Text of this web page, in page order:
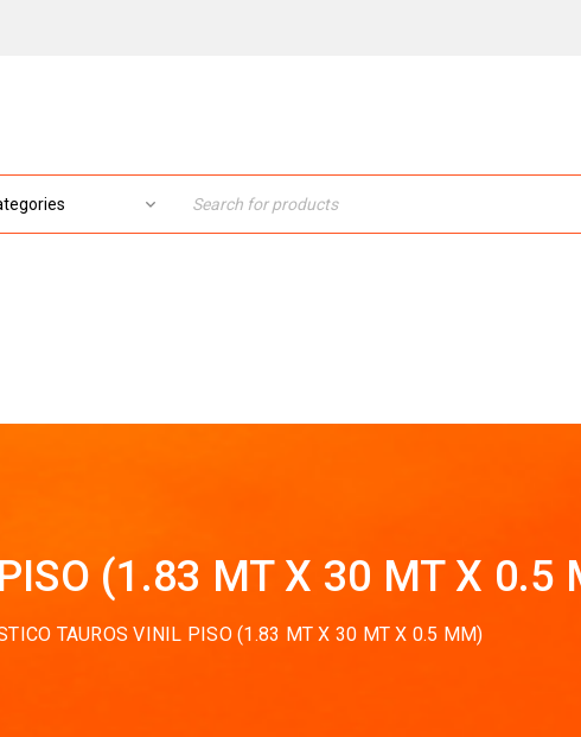
(1.83 MT X 30 MT X 0.5
TAUROS VINIL PISO (1.83 MT X 30 MT X 0.5 MM)